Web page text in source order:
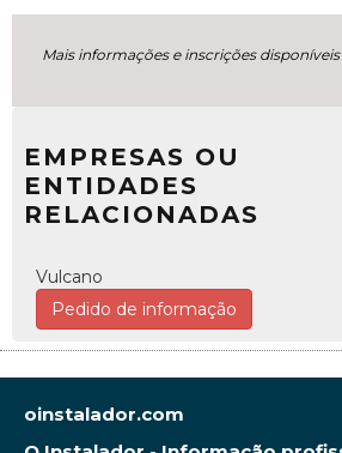
Mais informações e inscrições disponíveis
EMPRESAS OU
ENTIDADES
RELACIONADAS
Vulcano
Pedido de informação
oinstalador.com